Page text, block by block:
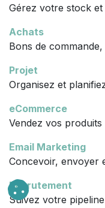
Gérez votre stock et
Achats
Bons de
Projet
Organisez et
eCommerce
Vendez vos produits
Email Marketing
Concevoir, envoyer
Recrutement
Suivez votre